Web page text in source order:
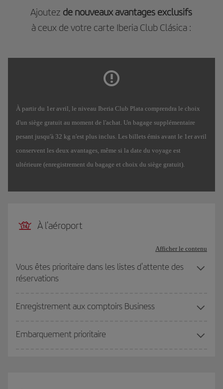
Ajoutez de nouveaux avantages exclusifs
à ceux de votre carte Iberia Club Clásica :
À partir du 1er avril, le niveau Iberia Club Plata comprendra le choix
d'un siège gratuit au moment de l'achat. Un bagage supplémentaire
pesant jusqu'à 32 kg n'est plus inclus. Les billets émis avant le 1er avril
conservent les deux avantages, même si la date du voyage est
ultérieure (enregistrement du bagage et choix du siège gratuit).
À l'aéroport
Afficher le contenu
Vous êtes prioritaire dans les listes d'attente des
réservations
Enregistrement aux comptoirs Business
Embarquement prioritaire